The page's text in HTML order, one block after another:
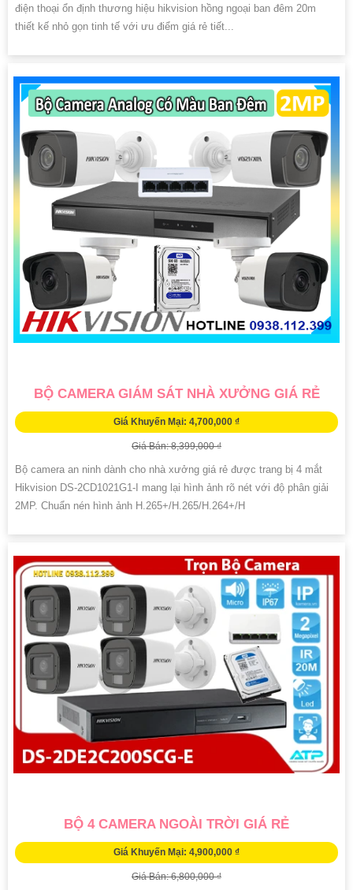
điện thoại ổn định thương hiệu hikvision hồng ngoại ban đêm 20m
thiết kế nhỏ gọn tinh tế với ưu điểm giá rẻ tiết...
BỘ CAMERA GIÁM SÁT NHÀ XƯỞNG GIÁ RẺ
Giá Khuyến Mại: 4,700,000 ₫
Giá Bán: 8,399,000 ₫
Bộ camera an ninh dành cho nhà xưởng giá rẻ được trang bị 4 mắt
Hikvision DS-2CD1021G1-I mang lại hình ảnh rõ nét với độ phân giải
2MP. Chuẩn nén hình ảnh H.265+/H.265/H.264+/H
BỘ 4 CAMERA NGOÀI TRỜI GIÁ RẺ
Giá Khuyến Mại: 4,900,000 ₫
Giá Bán: 6,800,000 ₫